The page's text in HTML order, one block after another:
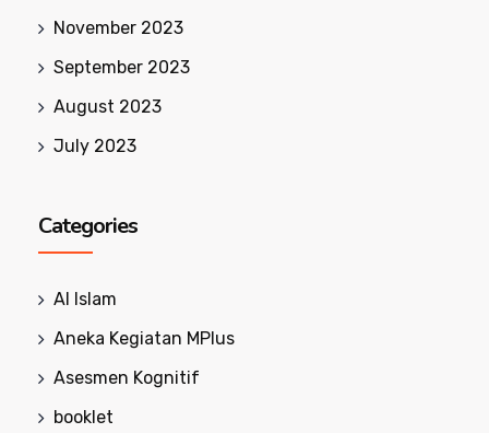
November 2023
September 2023
August 2023
July 2023
Categories
Al Islam
Aneka Kegiatan MPlus
Asesmen Kognitif
booklet